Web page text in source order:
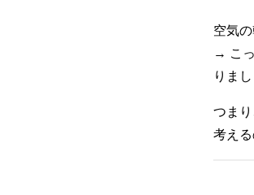
空気
→ こ
りまし
つまり
考える